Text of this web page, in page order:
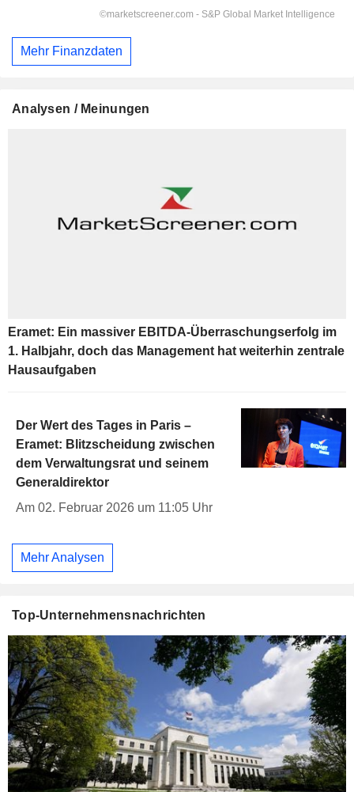
Mehr Finanzdaten
Analysen / Meinungen
Eramet: Ein massiver EBITDA-Überraschungserfolg im
1. Halbjahr, doch das Management hat weiterhin zentrale
Hausaufgaben
Der Wert des Tages in Paris –
Eramet: Blitzscheidung zwischen
dem Verwaltungsrat und seinem
Generaldirektor
Am 02. Februar 2026 um 11:05 Uhr
Mehr Analysen
Top-Unternehmensnachrichten